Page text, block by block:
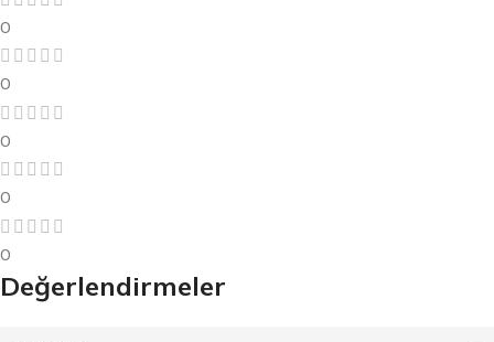
0
0
0
0
0
Değerlendirmeler